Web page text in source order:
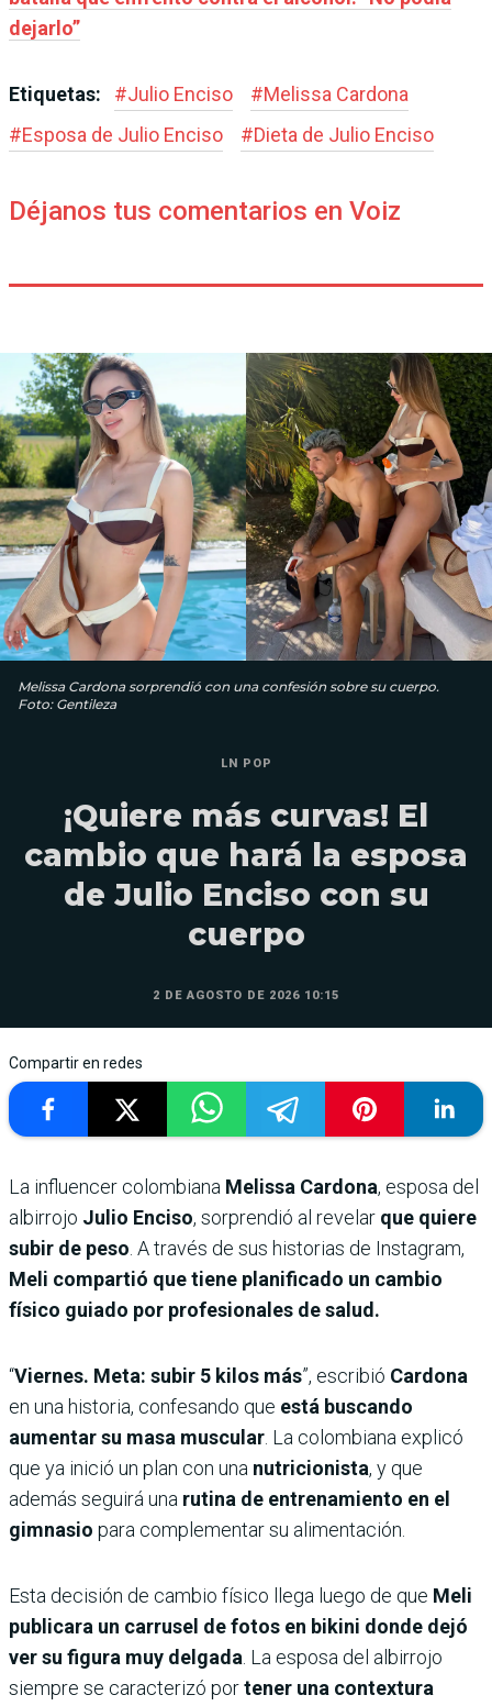
dejarlo”
Etiquetas: #Julio Enciso #Melissa Cardona
#Esposa de Julio Enciso #Dieta de Julio Enciso
Déjanos tus comentarios en Voiz
Melissa Cardona sorprendió con una confesión sobre su cuerpo.
Foto: Gentileza
LN POP
¡Quiere más curvas! El
cambio que hará la esposa
de Julio Enciso con su
cuerpo
2 DE AGOSTO DE 2026 10:15
Compartir en redes
La influencer colombiana Melissa Cardona, esposa del
albirrojo Julio Enciso, sorprendió al revelar que quiere
subir de peso . A través de sus historias de Instagram,
Meli compartió que tiene planificado un cambio
físico guiado por profesionales de salud.
“Viernes. Meta: subir 5 kilos más”, escribió Cardona
en una historia, confesando que está buscando
aumentar su masa muscular . La colombiana explicó
que ya inició un plan con una nutricionista, y que
además seguirá una rutina de entrenamiento en el
gimnasio para complementar su alimentación.
Esta decisión de cambio físico llega luego de que Meli
publicara un carrusel de fotos en bikini donde dejó
ver su figura muy delgada . La esposa del albirrojo
siempre se caracterizó portener una contextura